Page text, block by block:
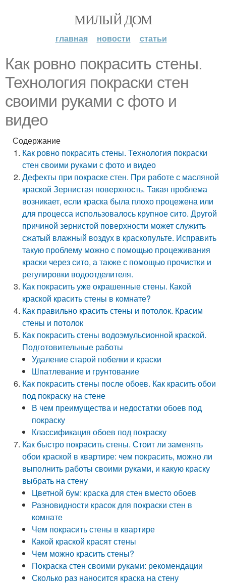
МИЛЫЙ ДОМ
главная новости статьи
Как ровно покрасить стены.
Технология покраски стен
своими руками с фото и
видео
Содержание
Как ровно покрасить стены. Технология покраски
стен своими руками с фото и видео
Дефекты при покраске стен. При работе с масляной
краской Зернистая поверхность. Такая проблема
возникает, если краска была плохо процежена или
для процесса использовалось крупное сито. Другой
причиной зернистой поверхности может служить
сжатый влажный воздух в краскопульте. Исправить
такую проблему можно с помощью процеживания
краски через сито, а также с помощью прочистки и
регулировки водоотделителя.
Как покрасить уже окрашенные стены. Какой
краской красить стены в комнате?
Как правильно красить стены и потолок. Красим
стены и потолок
Как покрасить стены водоэмульсионной краской.
Подготовительные работы
Удаление старой побелки и краски
Шпатлевание и грунтование
Как покрасить стены после обоев. Как красить обои
под покраску на стене
В чем преимущества и недостатки обоев под
покраску
Классификация обоев под покраску
Как быстро покрасить стены. Стоит ли заменять
обои краской в квартире: чем покрасить, можно ли
выполнить работы своими руками, и какую краску
выбрать на стену
Цветной бум: краска для стен вместо обоев
Разновидности красок для покраски стен в
комнате
Чем покрасить стены в квартире
Какой краской красят стены
Чем можно красить стены?
Покраска стен своими руками: рекомендации
Сколько раз наносится краска на стену